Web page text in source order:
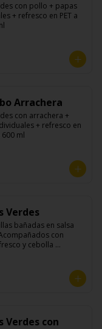
con pollo + papas
+ refresco en PET a
Arrachera
con arrachera +
+ refresco en
600 ml
Verdes
bañadas en salsa
con
y cebolla
Verdes con